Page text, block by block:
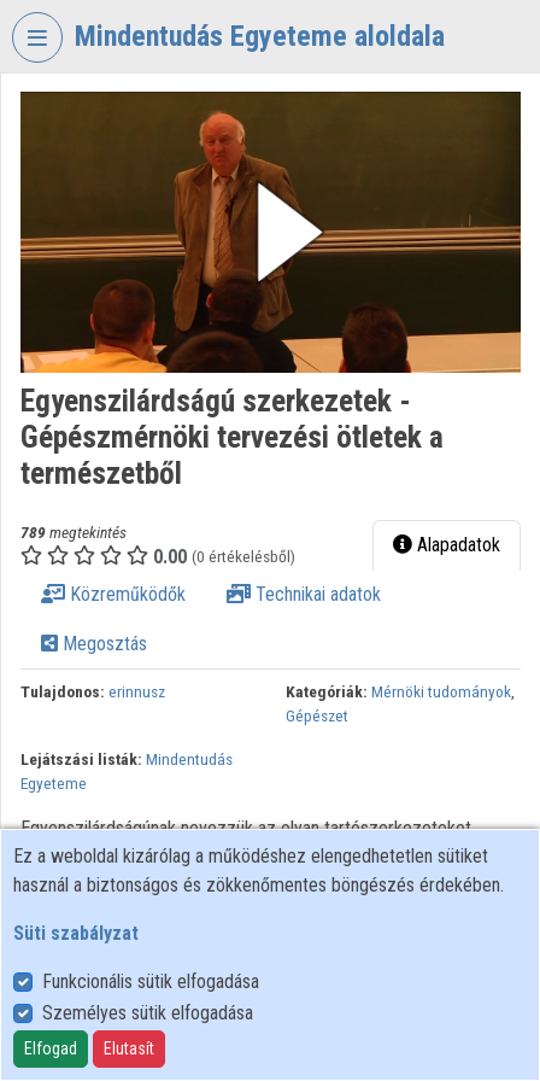
Fejléc kihagyása
Mindentudás Egyeteme aloldala
Intézményi kezdőlap
Bejelentkezés
Intézményi felfedezés
Kategóriák
Intézményi listák
Közreműködők
Egyenszilárdságú szerkezetek -
Gépészmérnöki tervezési ötletek a
természetből
789megtekintés
0.00 (0 értékelésből) Alapadatok
Közreműködők Technikai adatok
Megosztás
Tulajdonos: erinnusz Kategóriák: Mérnöki tudományok,
Gépészet
Lejátszási listák: Mindentudás
Egyeteme
Egyenszilárdságúnak nevezzük az olyan tartószerkezeteket,
gépalkatrészeket, amelyek minden pontjában azonos vagy közel
azonos feszültség keletkezik a külső terhelés hatására. Az
terhet, így biztosított a szerkezet legnagyobb teherbírása a
legkisebb térfogata, vagyis tömege mellett. A természetben
előforduló tartók (fák, növények, csontozatok), mind
egyenszilárdságúak.
Ez a weboldal kizárólag a működéshez elengedhetetlen sütiket
használ a biztonságos és zökkenőmentes böngészés érdekében.
Süti szabályzat
Funkcionális sütik elfogadása
Személyes sütik elfogadása
Elfogad Elutasít